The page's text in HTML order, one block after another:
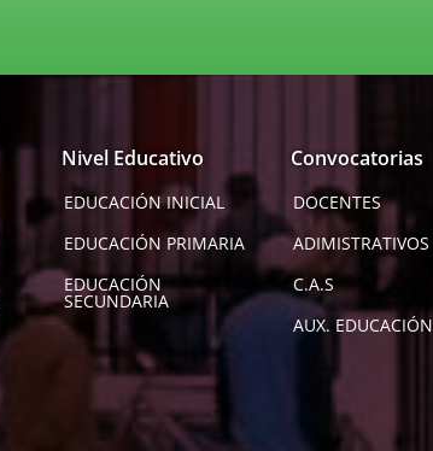
Nivel Educativo
EDUCACIÓN INICIAL
EDUCACIÓN PRIMARIA
EDUCACIÓN
SECUNDARIA
Convocatorias
DOCENTES
ADIMISTRATIVOS
C.A.S
AUX. EDUCACIÓN